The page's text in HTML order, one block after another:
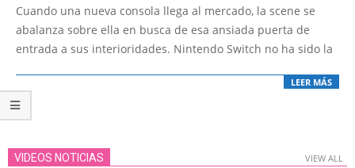
14
Cuando una nueva consola llega al mercado, la scene se
abalanza sobre ella en busca de esa ansiada puerta de
entrada a sus interioridades. Nintendo Switch no ha sido la
LEER MÁS
VIDEOS NOTICIAS VIEW ALL